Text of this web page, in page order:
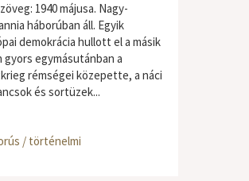
1940 májusa. Nagy-
háborúban áll. Egyik
demokrácia hullott el a másik
gyors egymásutánban a
rémségei közepette, a náci
és sortüzek...
/ történelmi